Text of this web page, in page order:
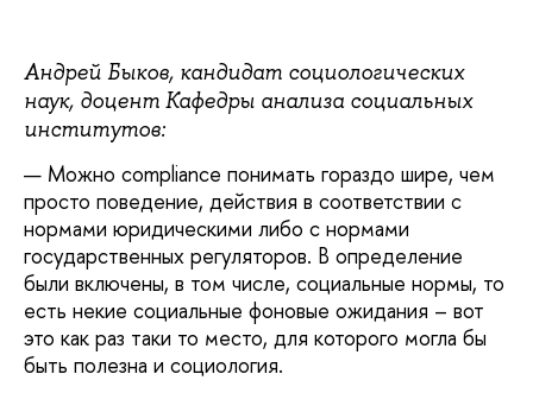
Андрей Быков, кандидат социологических
наук, доцент Кафедры анализа социальных
институтов:
— Можно compliance понимать гораздо шире, чем
просто поведение, действия в соответствии с
нормами юридическими либо с нормами
государственных регуляторов. В определение
были включены, в том числе, социальные нормы, то
есть некие социальные фоновые ожидания – вот
это как раз таки то место, для которого могла бы
быть полезна и социология.